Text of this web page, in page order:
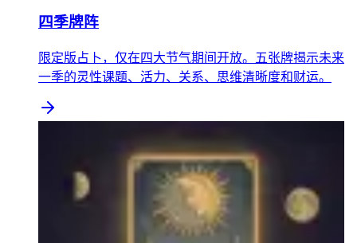
四季牌阵
限定版占卜，仅在四大节气期间开放。五张牌揭示未来
一季的灵性课题、活力、关系、思维清晰度和财运。